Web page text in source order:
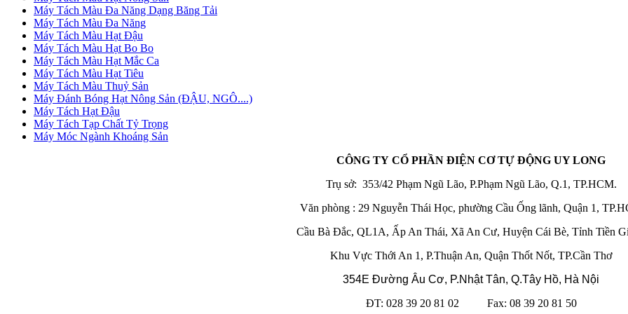
Máy Tách Màu Đa Năng Dạng Băng Tải
Máy Tách Màu Đa Năng
Máy Tách Màu Hạt Đậu
Máy Tách Màu Hạt Bo Bo
Máy Tách Màu Hạt Mắc Ca
Máy Tách Màu Hạt Tiêu
Máy Tách Màu Thuỷ Sản
Máy Đánh Bóng Hạt Nông Sản (ĐẬU, NGÔ....)
Máy Tách Hạt Đậu
Máy Tách Tạp Chất Tỷ Trọng
Máy Móc Ngành Khoáng Sản
CÔNG TY CỔ PHẦN ĐIỆN CƠ TỰ ĐỘNG UY LONG
Trụ sở: 353/42 Phạm Ngũ Lão, P.Phạm Ngũ Lão, Q.1, TP.HCM.
Văn phòng : 29 Nguyễn Thái Học, phường Cầu Ống lãnh, Quận 1,
Cầu Bà Đắc, QL1A, Ấp An Thái, Xã An Cư, Huyện Cái Bè, Tỉnh Tiền
Khu Vực Thới An 1, P.Thuận An, Quận Thốt Nốt, TP.Cần Thơ
354E Đường Âu Cơ, P.Nhật Tân, Q.Tây Hồ, Hà Nội
ĐT: 028 39 20 81 02 Fax: 08 39 20 81 50